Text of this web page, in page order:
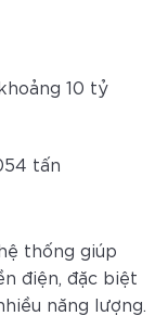
10 tỷ
tấn
thống giúp
điện, đặc biệt
năng lượng.